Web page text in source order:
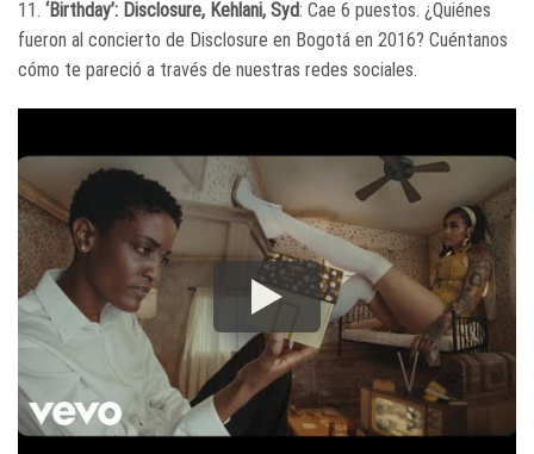
11. ‘Birthday’: Disclosure, Kehlani, Syd: Cae 6 puestos. ¿Quiénes
fueron al concierto de Disclosure en Bogotá en 2016? Cuéntanos
cómo te pareció a través de nuestras redes sociales.